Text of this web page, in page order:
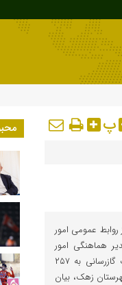
پ
عمومی امور
هماهنگی امور
گازرسانی شرکت ملی گاز ایران در مراسم آغاز عملیات گازرسانی به ۲۵۷
زهک، بیان